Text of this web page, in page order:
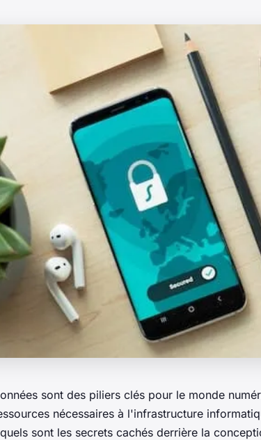
sont des piliers clés pour le monde
nécessaires à l'infrastructure
sont les secrets cachés derrière la